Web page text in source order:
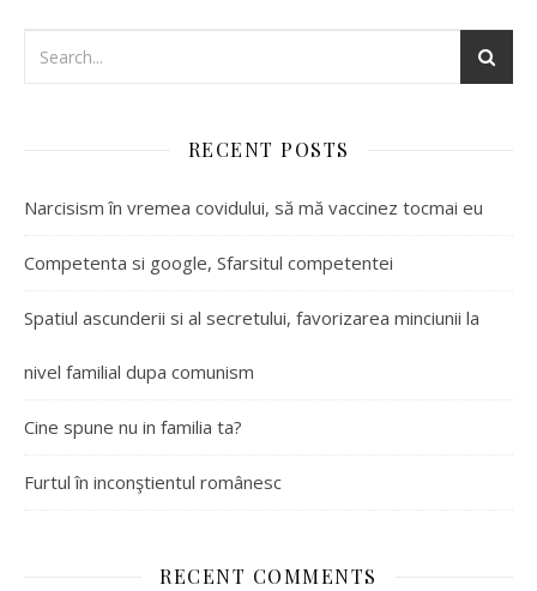
RECENT POSTS
Narcisism în vremea covidului, să mă vaccinez tocmai eu
Competenta si google, Sfarsitul competentei
Spatiul ascunderii si al secretului, favorizarea minciunii la
nivel familial dupa comunism
Cine spune nu in familia ta?
Furtul în inconştientul românesc
RECENT COMMENTS